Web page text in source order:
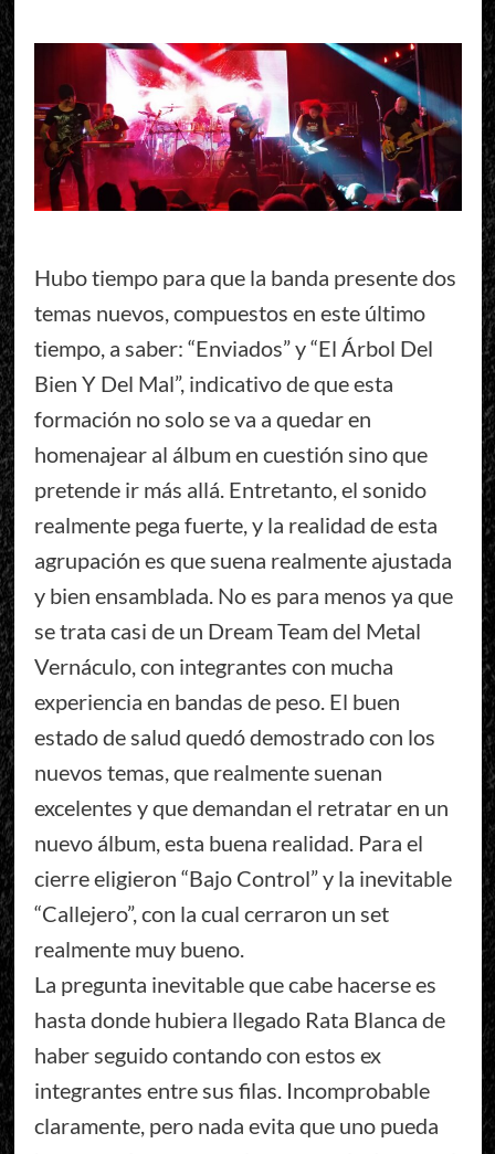
Hubo tiempo para que la banda presente dos
temas nuevos, compuestos en este último
tiempo, a saber: “Enviados” y “El Árbol Del
Bien Y Del Mal”, indicativo de que esta
formación no solo se va a quedar en
homenajear al álbum en cuestión sino que
pretende ir más allá. Entretanto, el sonido
realmente pega fuerte, y la realidad de esta
agrupación es que suena realmente ajustada
y bien ensamblada. No es para menos ya que
se trata casi de un Dream Team del Metal
Vernáculo, con integrantes con mucha
experiencia en bandas de peso. El buen
estado de salud quedó demostrado con los
nuevos temas, que realmente suenan
excelentes y que demandan el retratar en un
nuevo álbum, esta buena realidad. Para el
cierre eligieron “Bajo Control” y la inevitable
“Callejero”, con la cual cerraron un set
realmente muy bueno.
La pregunta inevitable que cabe hacerse es
hasta donde hubiera llegado Rata Blanca de
haber seguido contando con estos ex
integrantes entre sus filas. Incomprobable
claramente, pero nada evita que uno pueda